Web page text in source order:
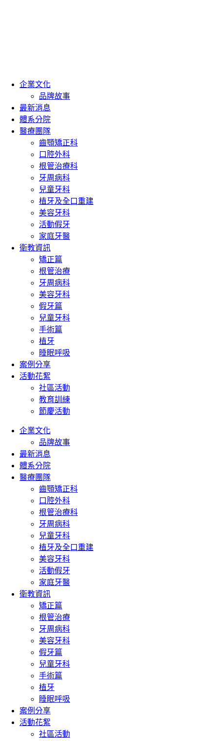
企業文化
品牌故事
最新消息
體系分院
醫療團隊
齒顎矯正科
口腔外科
根管治療科
牙周病科
兒童牙科
植牙及全口重建
美容牙科
活動假牙
家庭牙醫
衛教資訊
矯正篇
根管治療
牙周病科
美容牙科
假牙篇
兒童牙科
手術篇
植牙
睡眠呼吸
案例分享
活動花絮
社區活動
教育訓練
節慶活動
企業文化
品牌故事
最新消息
體系分院
醫療團隊
齒顎矯正科
口腔外科
根管治療科
牙周病科
兒童牙科
植牙及全口重建
美容牙科
活動假牙
家庭牙醫
衛教資訊
矯正篇
根管治療
牙周病科
美容牙科
假牙篇
兒童牙科
手術篇
植牙
睡眠呼吸
案例分享
活動花絮
社區活動